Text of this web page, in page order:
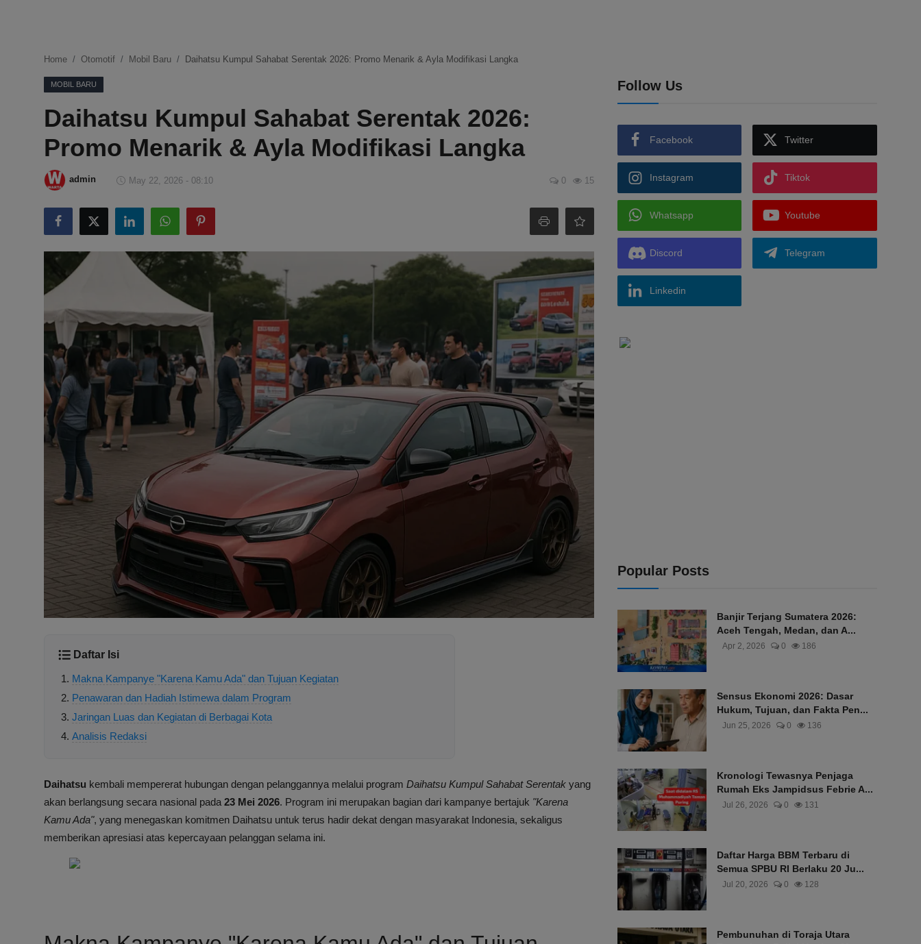
Ekonomi
Internasional
Teknologi
Hiburan
Kesehatan
Home Otomotif Mobil Baru Daihatsu Kumpul Sahabat Serentak 2026: Promo Menarik & Ayla Modifikasi Langka
MOBIL BARU
Daihatsu Kumpul Sahabat Serentak 2026:
Promo Menarik & Ayla Modifikasi Langka
admin May 22, 2026 - 08:10 0 15
Daftar Isi
Makna Kampanye "Karena Kamu Ada" dan Tujuan Kegiatan
Penawaran dan Hadiah Istimewa dalam Program
Jaringan Luas dan Kegiatan di Berbagai Kota
Analisis Redaksi
Daihatsu kembali mempererat hubungan dengan pelanggannya melalui program Daihatsu Kumpul Sahabat Serentak yang
akan berlangsung secara nasional pada 23 Mei 2026. Program ini merupakan bagian dari kampanye bertajuk "Karena
Kamu Ada", yang menegaskan komitmen Daihatsu untuk terus hadir dekat dengan masyarakat Indonesia, sekaligus
memberikan apresiasi atas kepercayaan pelanggan selama ini.
Follow Us
Facebook Twitter
Instagram Tiktok
Whatsapp Youtube
Discord Telegram
Linkedin
Popular Posts
Banjir Terjang Sumatera 2026:
Aceh Tengah, Medan, dan A...
Apr 2, 2026 0 186
Sensus Ekonomi 2026: Dasar
Hukum, Tujuan, dan Fakta Pen...
Jun 25, 2026 0 136
Kronologi Tewasnya Penjaga
Rumah Eks Jampidsus Febrie A...
Jul 26, 2026 0 131
Daftar Harga BBM Terbaru di
Semua SPBU RI Berlaku 20 Ju...
Jul 20, 2026 0 128
Pembunuhan di Toraja Utara